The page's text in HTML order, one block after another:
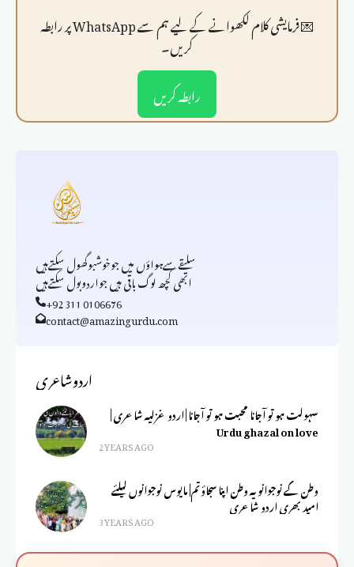
💌 فرمايشی کلام لکھوانے کے لیے ہم سے WhatsApp پر رابطہ
کریں۔
رابطہ کریں
سلیقےسےہواؤں میں جوخوشبوگھول سکتےہیں
ابھی کچھ لوگ باقی ہیں جواردوبول سکتےہیں
+92 311 0106676
contact@amazingurdu.com
اردوشاعری
سہولت ہو تو آجانا محبت ہو تو آجانا | اردو غزلیہ شاعری |
Urdu ghazal on love
2 YEARS AGO
وطن کے نوجوانو یہ وطن اپنا سجاؤ تم| مایوس نوجوانوں کیلئے
امید بھری اردو شاعری
3 YEARS AGO